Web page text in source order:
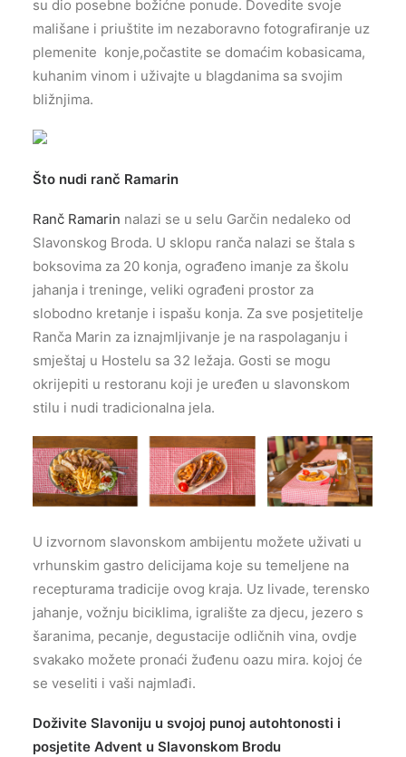
su dio posebne božićne ponude. Dovedite svoje
mališane i priuštite im nezaboravno fotografiranje uz
plemenite konje,počastite se domaćim kobasicama,
kuhanim vinom i uživajte u blagdanima sa svojim
bližnjima.
Što nudi ranč Ramarin
Ranč Ramarin nalazi se u selu Garčin nedaleko od
Slavonskog Broda. U sklopu ranča nalazi se štala s
boksovima za 20 konja, ograđeno imanje za školu
jahanja i treninge, veliki ograđeni prostor za
slobodno kretanje i ispašu konja. Za sve posjetitelje
Ranča Marin za iznajmljivanje je na raspolaganju i
smještaj u Hostelu sa 32 ležaja. Gosti se mogu
okrijepiti u restoranu koji je uređen u slavonskom
stilu i nudi tradicionalna jela.
U izvornom slavonskom ambijentu možete uživati u
vrhunskim gastro delicijama koje su temeljene na
recepturama tradicije ovog kraja. Uz livade, terensko
jahanje, vožnju biciklima, igralište za djecu, jezero s
šaranima, pecanje, degustacije odličnih vina, ovdje
svakako možete pronaći žuđenu oazu mira. kojoj će
se veseliti i vaši najmlađi.
Doživite Slavoniju u svojoj punoj autohtonosti i
posjetite Advent u Slavonskom Brodu